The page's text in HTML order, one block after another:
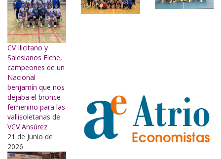
CV Ilicitano y
Salesianos Elche,
campeones de un
Nacional
benjamín que nos
dejaba el bronce
femenino para las
vallisoletanas de
VCV Ansúrez
21 de Junio de
2026